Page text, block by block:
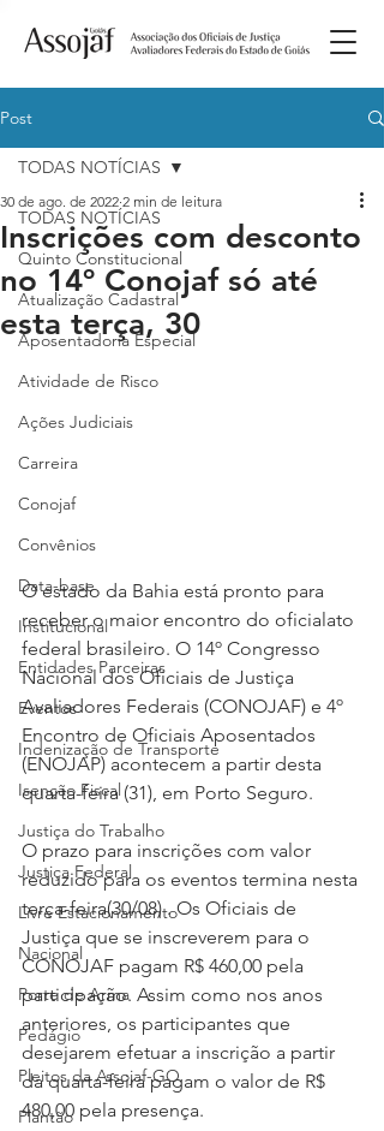
Post
TODAS NOTÍCIAS
Quinto Constitucional
Atualização Cadastral
Aposentadoria Especial
Atividade de Risco
Ações Judiciais
Carreira
Conojaf
Convênios
Data-base
Institucional
Entidades Parceiras
Eventos
Indenização de Transporte
Isenção Fiscal
Justiça do Trabalho
Justiça Federal
Livre Estacionamento
Nacional
Porte de Arma
Pedágio
Pleitos da Assojaf-GO
Plantão
TODAS NOTÍCIAS
Inscrições com desconto
no 14º Conojaf só até
esta terça, 30
30 de ago. de 2022 2 min de leitura
O estado da Bahia está pronto para
receber o maior encontro do oficialato
federal brasileiro. O 14º Congresso
Nacional dos Oficiais de Justiça
Avaliadores Federais (CONOJAF) e 4º
Encontro de Oficiais Aposentados
(ENOJAP) acontecem a partir desta
quarta-feira (31), em Porto Seguro.
O prazo para inscrições com valor
reduzido para os eventos termina nesta
terça-feira(30/08) . Os Oficiais de
Justiça que se inscreverem para o
CONOJAF pagam R$ 460,00 pela
participação. Assim como nos anos
anteriores, os participantes que
desejarem efetuar a inscrição a partir
da quarta-feira pagam o valor de R$
480,00 pela presença.